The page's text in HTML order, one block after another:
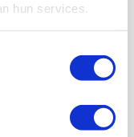
hun services.
meiden